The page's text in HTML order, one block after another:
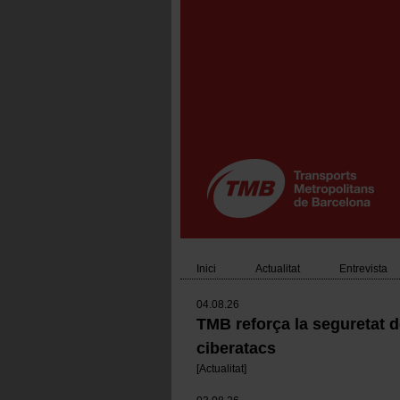
Main
navigation
Inici Actualitat Entrevista
04.08.26
TMB reforça la seguretat
ciberatacs
[Actualitat]